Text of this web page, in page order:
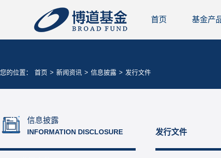
首页 基金产
您的位置： 首页 > 新闻资讯 > 信息披露 > 发行文件
信息披露
INFORMATION DISCLOSURE 发行文件